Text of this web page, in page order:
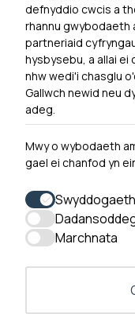
Newyddion
Ymuno â ni
Hygyrchedd
Hysbysiad
Cysylltu â ni
0300 790 0203
4yp Dydd Llun -
defnyddio cwcis a
rhannu gwybodaeth
partneriaid
hysbysebu, a allai ei
nhw wedi'i chasglu
Gallwch newid neu
adeg.
Mwy o wybodaeth
gael ei chanfod yn
Marchnata